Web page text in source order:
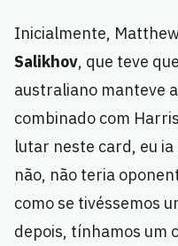
Inicialmente,
Salikhov, que teve
australiano manteve
combinado com
lutar neste card, eu
não, não teria
como se tivéssemos
depois, tínhamos um